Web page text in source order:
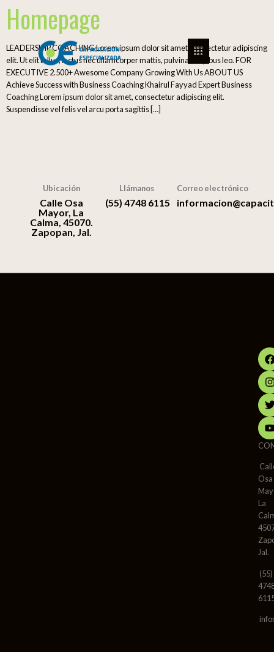
Homepage
LEADERSHIP COACHING Lorem ipsum dolor sit amet, consectetur adipiscing
elit. Ut elit tellus, luctus nec ullamcorper mattis, pulvinar dapibus leo. FOR
EXECUTIVE 2.500+ Awesome Company Growing With Us ABOUT US
Achieve Success with Business Coaching Khairul Fayyad Expert Business
Coaching Lorem ipsum dolor sit amet, consectetur adipiscing elit.
Suspendisse vel felis vel arcu porta sagittis […]
Ubicación
Calle Osa
Mayor, La
Calma, 45070.
Zapopan, Jal.
Llámanos
(55) 4748 6115
Correo electrónico
Osa
La
Jal.
(55)